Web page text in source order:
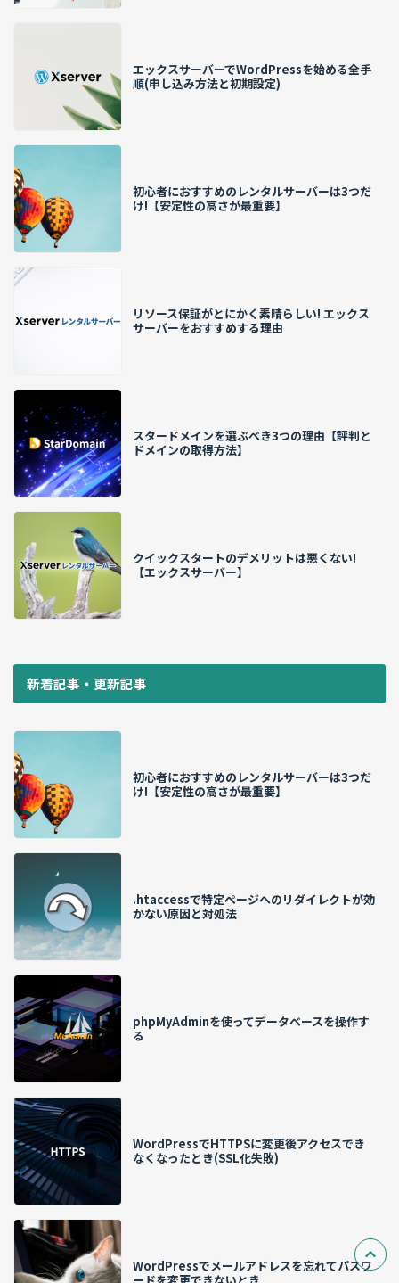
エックスサーバーでWordPressを始める全手
順(申し込み方法と初期設定)
初心者におすすめのレンタルサーバーは3つだ
け!【安定性の高さが最重要】
リソース保証がとにかく素晴らしい! エックス
サーバーをおすすめする理由
スタードメインを選ぶべき3つの理由【評判と
ドメインの取得方法】
クイックスタートのデメリットは悪くない!
【エックスサーバー】
新着記事・更新記事
初心者におすすめのレンタルサーバーは3つだ
け!【安定性の高さが最重要】
.htaccessで特定ページへのリダイレクトが効
かない原因と対処法
phpMyAdminを使ってデータベースを操作す
る
WordPressでHTTPSに変更後アクセスでき
なくなったとき(SSL化失敗)
WordPressでメールアドレスを忘れてパスワ